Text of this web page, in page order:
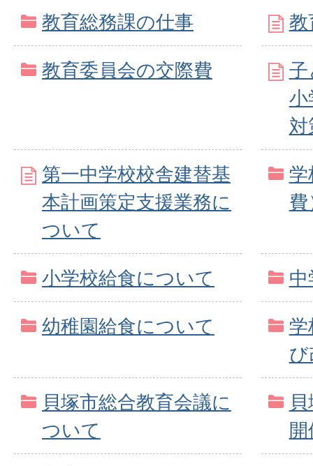
教育総務課の仕事 教
教育委員会の交際費
小
第一中学校校舎建替基
本計画策定支援業務に
ついて
学
小学校給食について
幼稚園給食について
学
貝塚市総合教育会議に
ついて